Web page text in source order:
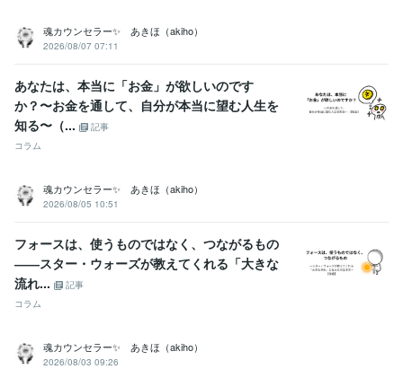
魂カウンセラー✨ あきほ（akiho）
2026/08/07 07:11
あなたは、本当に「お金」が欲しいのです
か？〜お金を通して、自分が本当に望む人生を
知る〜（...
記事
コラム
魂カウンセラー✨ あきほ（akiho）
2026/08/05 10:51
フォースは、使うものではなく、つながるもの
――スター・ウォーズが教えてくれる「大きな
流れ...
記事
コラム
魂カウンセラー✨ あきほ（akiho）
2026/08/03 09:26